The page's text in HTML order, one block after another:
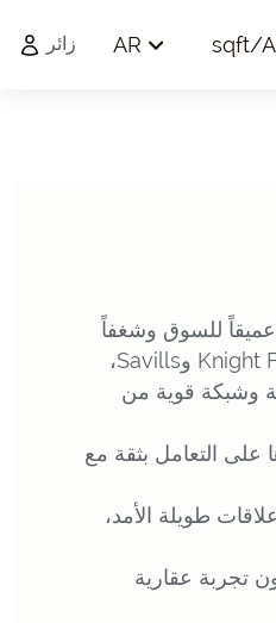
زائر AR sqft/
فهماً عميقاً للسوق وشغفاً
كبيراً بتجاوز توقعات العملاء. عملت مع شركات دولية رائدة مثل Knight Frank وSavills،
وشبكة قوية من
على التعامل بثقة مع
طويلة الأمد،
تجربة عقارية